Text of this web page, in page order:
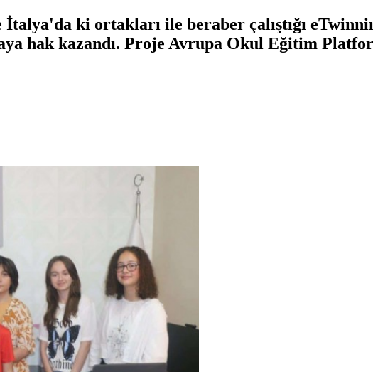
ki ortakları ile beraber çalıştığı
hak kazandı. Proje Avrupa Okul Eğitim